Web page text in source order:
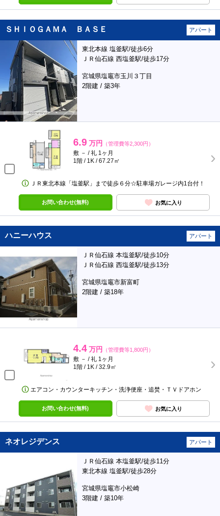
ＳＨＩＯＧＡＭＡ ＢＡＳＥ アパート
東北本線 塩釜駅/徒歩6分
ＪＲ仙石線 西塩釜駅/徒歩17分
宮城県塩竈市玉川３丁目
2階建 / 築3年
6.9 万円 （管理費等2,300円）
敷 － / 礼 1ヶ月
1階 / 1K / 67.27㎡
ＪＲ東北本線「塩釜駅」まで徒歩６分☆駐車場ガレージ内1台付！
お問い合わせ(無料) お気に入り
ハニーハウス アパート
ＪＲ仙石線 本塩釜駅/徒歩10分
ＪＲ仙石線 西塩釜駅/徒歩13分
宮城県塩竈市新富町
2階建 / 築18年
4.4 万円 （管理費等1,800円）
敷 － / 礼 1ヶ月
1階 / 1K / 32.9㎡
エアコン・カウンターキッチン・洗浄便座・追焚・ＴＶドアホン
お問い合わせ(無料) お気に入り
ネオレジデンス アパート
ＪＲ仙石線 本塩釜駅/徒歩11分
東北本線 塩釜駅/徒歩28分
宮城県塩竈市小松崎
3階建 / 築10年